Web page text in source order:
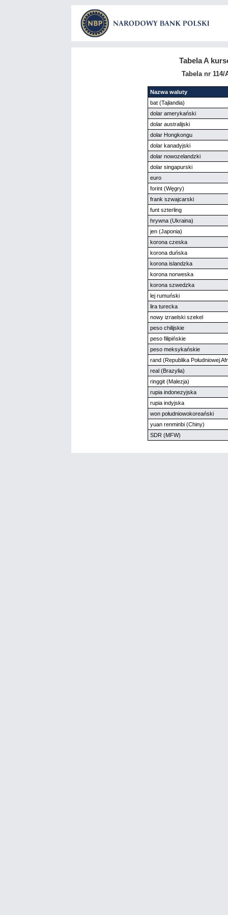
Tabela A
Tabela nr 114/
Nazwa waluty
bat (Tajlandia)
dolar amerykański
dolar australijski
dolar Hongkongu
dolar kanadyjski
dolar nowozelandzki
dolar singapurski
euro
forint (Węgry)
frank szwajcarski
funt szterling
hrywna (Ukraina)
jen (Japonia)
korona czeska
korona duńska
korona islandzka
korona norweska
korona szwedzka
lej rumuński
lira turecka
nowy izraelski szekel
peso chilijskie
peso filipińskie
peso meksykańskie
rand (Republika Południowej
real (Brazylia)
ringgit (Malezja)
rupia indonezyjska
rupia indyjska
won południowokoreański
yuan renminbi (Chiny)
SDR (MFW)